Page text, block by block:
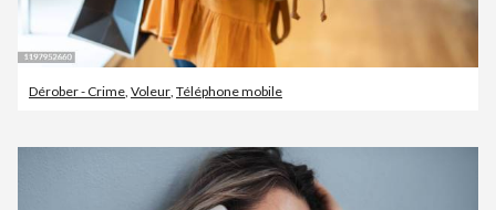
Dérober - Crime Voleur Téléphone mobile